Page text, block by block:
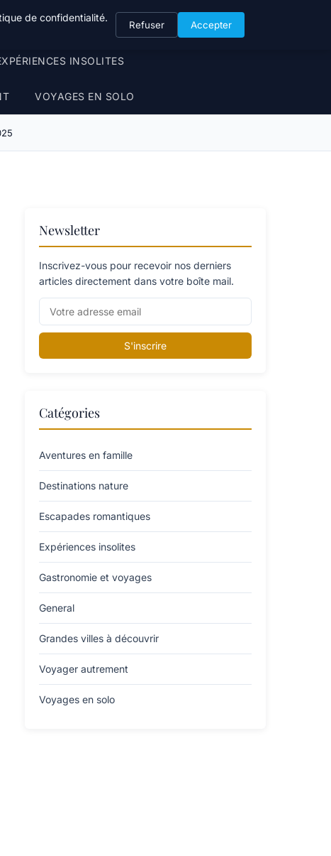
INSOLITES
VOYAGES EN SOLO
Newsletter
Inscrivez-vous pour recevoir nos derniers
articles directement dans votre boîte mail.
S'inscrire
Catégories
Aventures en famille
Destinations nature
Escapades romantiques
Expériences insolites
Gastronomie et voyages
General
Grandes villes à découvrir
Voyager autrement
Voyages en solo
de confidentialité.
Refuser Accepter